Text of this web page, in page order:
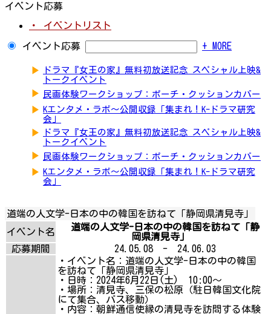
イベント応募
・ イベントリスト
イベント応募 + MORE
▶
ドラマ『女王の家』無料初放送記念 スペシャル上映&
トークイベント
▶ 民画体験ワークショップ：ポーチ・クッションカバー
▶ Kエンタメ・ラボ～公開収録「集まれ！K-ドラマ研究
会」
▶
ドラマ『女王の家』無料初放送記念 スペシャル上映&
トークイベント
▶ 民画体験ワークショップ：ポーチ・クッションカバー
▶ Kエンタメ・ラボ～公開収録「集まれ！K-ドラマ研究
会」
道端の人文学-日本の中の韓国を訪ねて「静岡県清見寺」
イベント名
道端の人文学-日本の中の韓国を訪ねて「静
岡県清見寺」
応募期間
24.05.08 - 24.06.03
・イベント名：道端の人文学-日本の中の韓国
を訪ねて「静岡県清見寺」
・日時：2024年6月22日(土) 10:00～
・場所：清見寺、三保の松原（駐日韓国文化院
にて集合、バス移動）
・内容：朝鮮通信使縁の清見寺を訪問する体験